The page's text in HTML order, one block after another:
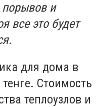
порывов и
все это будет
для дома в
Стоимость
теплоузлов и